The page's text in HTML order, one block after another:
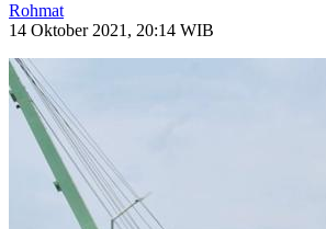
Rohmat
14 Oktober 2021, 20:14 WIB